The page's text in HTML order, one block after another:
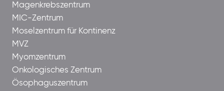
Magenkrebszentrum
MIC-Zentrum
Moselzentrum für Kontinenz
MVZ
Myomzentrum
Onkologisches Zentrum
Ösophaguszentrum